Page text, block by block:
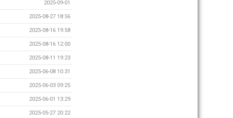
2025-09-01
2025-08-27 18:56
2025-08-16 19:58
2025-08-16 12:00
2025-08-11 19:23
2025-06-08 10:31
2025-06-03 09:25
2025-06-01 13:29
2025-05-27 20:22